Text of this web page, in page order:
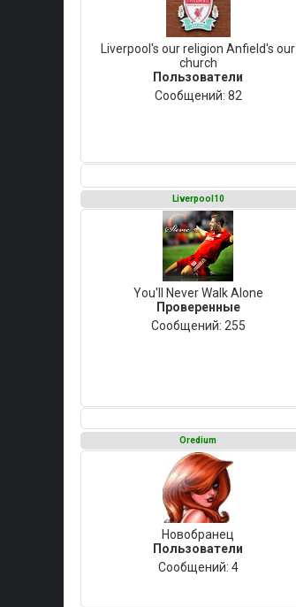
Liverpool's our religion Anfield's our
church
Пользователи
Сообщений: 82
Liverpool10
You'll Never Walk Alone
Проверенные
Сообщений: 255
Oredium
Новобранец
Пользователи
Сообщений: 4